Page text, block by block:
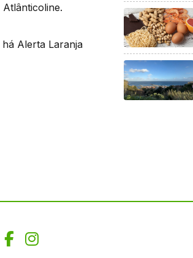
Alerta Laranja
Facebook
Instagram